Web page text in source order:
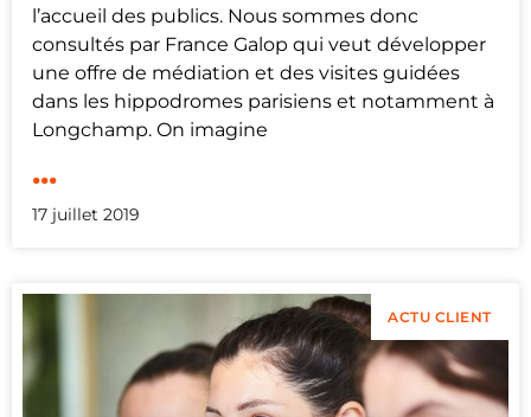
l’accueil des publics. Nous sommes donc
consultés par France Galop qui veut développer
une offre de médiation et des visites guidées
dans les hippodromes parisiens et notamment à
Longchamp. On imagine
...
17 juillet 2019
ACTU CLIENT